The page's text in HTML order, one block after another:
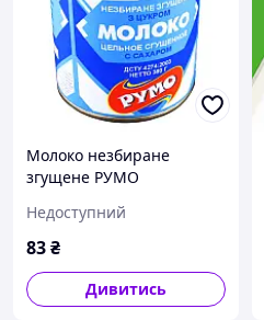
Молоко незбиране
згущене РУМО
Недоступний
83₴
Дивитись